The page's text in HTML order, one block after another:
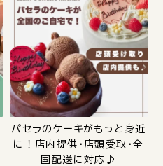
パセラのケーキがもっと身近
に！店内提供・店頭受取・全
国配送に対応♪